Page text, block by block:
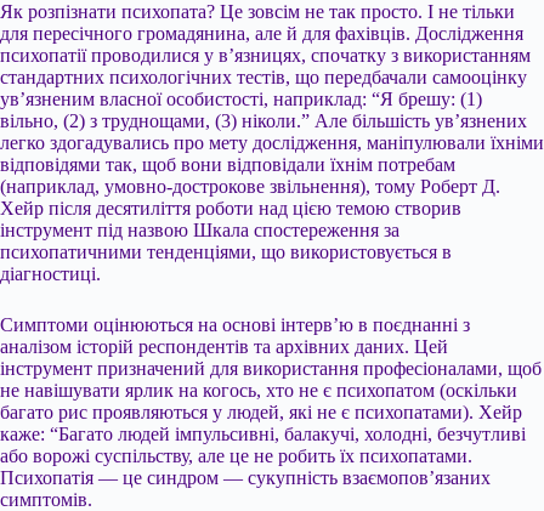
Як розпізнати психопата? Це зовсім не так просто. І не тільки
для пересічного громадянина, але й для фахівців. Дослідження
психопатії проводилися у в’язницях, спочатку з використанням
стандартних психологічних тестів, що передбачали самооцінку
ув’язненим власної особистості, наприклад: “Я брешу: (1)
вільно, (2) з труднощами, (3) ніколи.” Але більшість ув’язнених
легко здогадувались про мету дослідження, маніпулювали їхніми
відповідями так, щоб вони відповідали їхнім потребам
(наприклад, умовно-дострокове звільнення), тому Роберт Д.
Хейр після десятиліття роботи над цією темою створив
інструмент під назвою Шкала спостереження за
психопатичними тенденціями, що використовується в
діагностиці.
Симптоми оцінюються на основі інтерв’ю в поєднанні з
аналізом історій респондентів та архівних даних. Цей
інструмент призначений для використання професіоналами, щоб
не навішувати ярлик на когось, хто не є психопатом (оскільки
багато рис проявляються у людей, які не є психопатами). Хейр
каже: “Багато людей імпульсивні, балакучі, холодні, безчутливі
або ворожі суспільству, але це не робить їх психопатами.
Психопатія — це синдром — сукупність взаємопов’язаних
симптомів.